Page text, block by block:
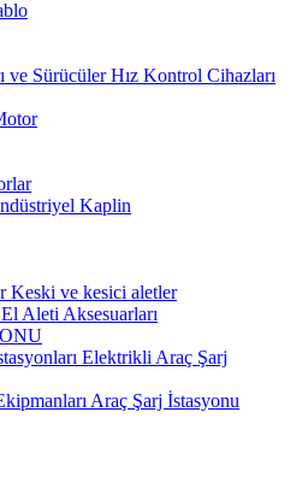
Hız Kontrol Cihazları
Kaplin
Keski ve kesici aletler
El Aleti Aksesuarları
Elektrikli Araç Şarj
Araç Şarj İstasyonu